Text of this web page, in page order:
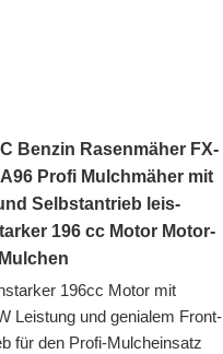
Ben­zin Rasen­mä­her FX-
Pro­fi Mulchmä­her mit
Selbst­an­trieb leis­
196 cc Motor Motor­
196cc Motor mit
Leis­tung und genia­lem Front­
für den Profi-Mulcheinsatz